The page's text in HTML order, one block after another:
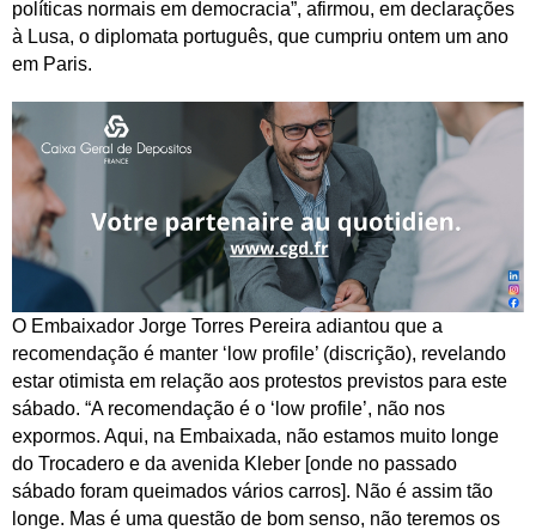
políticas normais em democracia”, afirmou, em declarações
à Lusa, o diplomata português, que cumpriu ontem um ano
em Paris.
O Embaixador Jorge Torres Pereira adiantou que a
recomendação é manter ‘low profile’ (discrição), revelando
estar otimista em relação aos protestos previstos para este
sábado. “A recomendação é o ‘low profile’, não nos
expormos. Aqui, na Embaixada, não estamos muito longe
do Trocadero e da avenida Kleber [onde no passado
sábado foram queimados vários carros]. Não é assim tão
longe. Mas é uma questão de bom senso, não teremos os